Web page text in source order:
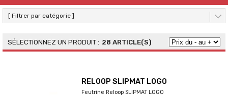
[ Filtrer par catégorie ]
28 ARTICLE(S)
RELOOP SLIPMAT LOGO
Feutrine Reloop SLIPMAT LOGO